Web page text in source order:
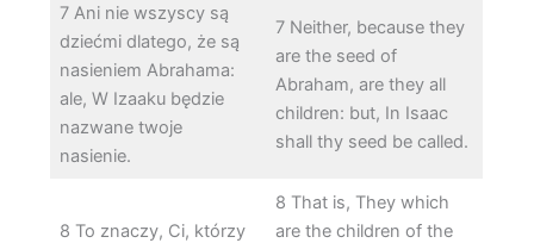
7 Ani nie wszyscy są
dziećmi dlatego, że są
nasieniem Abrahama:
ale, W Izaaku będzie
nazwane twoje
nasienie.
7 Neither, because they
are the seed of
Abraham, are they all
children: but, In Isaac
shall thy seed be called.
8 To znaczy, Ci, którzy
8 That is, They which
are the children of the